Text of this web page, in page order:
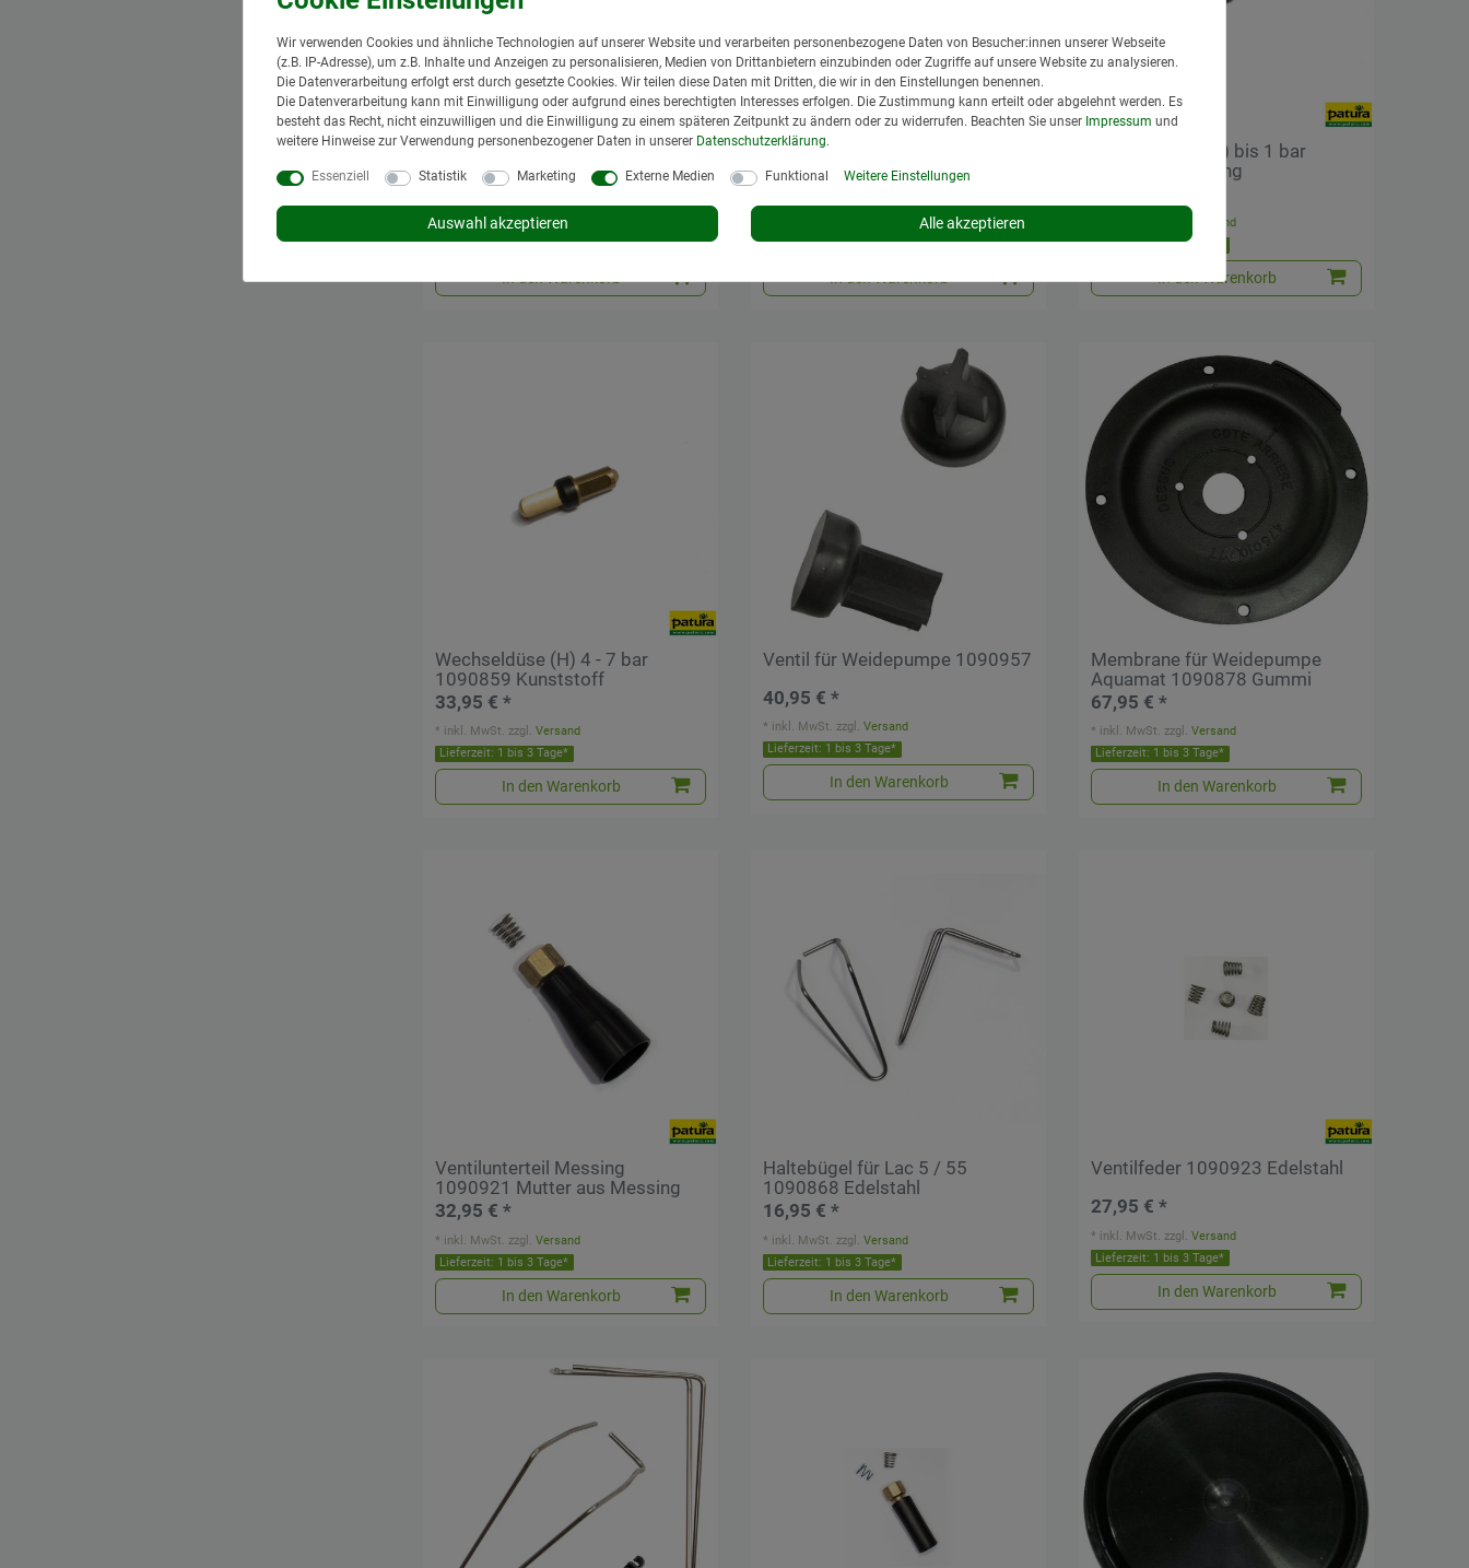
Lagerbuchse für Aquamat
1090949 Kunststoff
28,95 € *
Lieferzeit: 1 bis 3 Tage*
In den Warenkorb
*inkl. MwSt.zzgl.Versand
Ablaufstopfen 1090985
Kunststoff
Lieferzeit: 1 bis 3 Tage*
In den Warenkorb
Wechseldüse (0) bis 1 bar
1090715 Messing
Lieferzeit: 1 bis 3 Tage*
In den Warenkorb
Versand
Wechseldüse (H) 4 - 7 bar
1090859 Kunststoff
33,95 € *
Lieferzeit: 1 bis 3 Tage*
In den Warenkorb
* inkl. MwSt. zzgl.Versand
Ventil für Weidepumpe 1090957
40,95 € *
Lieferzeit: 1 bis 3 Tage*
In den Warenkorb
* inkl. MwSt. zzgl.Versand
Membrane für Weidepumpe
Aquamat 1090878 Gummi
67,95 € *
Lieferzeit: 1 bis 3 Tage*
In den Warenkorb
* inkl. MwSt. zzgl.Versand
Ventilunterteil Messing
1090921 Mutter aus Messing
32,95 € *
Lieferzeit: 1 bis 3 Tage*
In den Warenkorb
* inkl. MwSt. zzgl.Versand
Haltebügel für Lac 5 / 55
1090868 Edelstahl
16,95 € *
Lieferzeit: 1 bis 3 Tage*
In den Warenkorb
* inkl. MwSt. zzgl.Versand
Ventilfeder 1090923 Edelstahl
27,95 € *
Lieferzeit: 1 bis 3 Tage*
In den Warenkorb
* inkl. MwSt. zzgl.Versand
Wir verwenden Cookies und ähnliche Technologien auf unserer Website und verarbeiten personenbezogene Daten von Besucher:innen unserer Webseite
(z.B. IP-Adresse), um z.B. Inhalte und Anzeigen zu personalisieren, Medien von Drittanbietern einzubinden oder Zugriffe auf unsere Website zu analysieren.
Die Datenverarbeitung erfolgt erst durch gesetzte Cookies. Wir teilen diese Daten mit Dritten, die wir in den Einstellungen benennen.
Die Datenverarbeitung kann mit Einwilligung oder aufgrund eines berechtigten Interesses erfolgen. Die Zustimmung kann erteilt oder abgelehnt werden. Es
besteht das Recht, nicht einzuwilligen und die Einwilligung zu einem späteren Zeitpunkt zu ändern oder zu widerrufen. Beachten Sie unser Impressum und
weitere Hinweise zur Verwendung personenbezogener Daten in unserer Daten­schutz­erklärung.
Essenziell Statistik Marketing Externe Medien Funktional Weitere Einstellungen
Alle akzeptieren
Auswahl akzeptieren